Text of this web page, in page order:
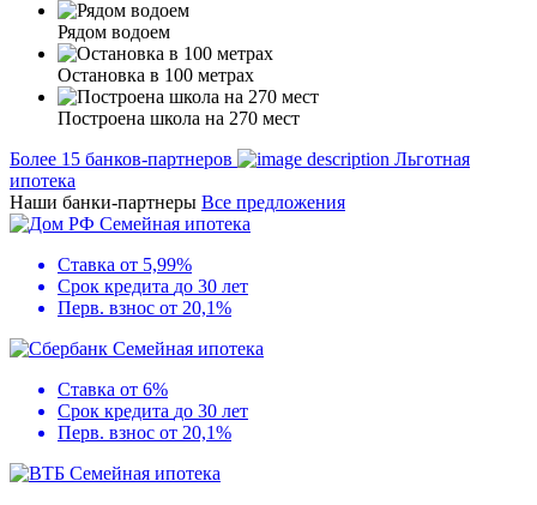
Рядом водоем
Остановка в 100 метрах
Построена школа на 270 мест
Более 15 банков-партнеров
Льготная
ипотека
Наши банки-партнеры Все предложения
Семейная ипотека
Ставка от 5,99%
Срок кредита до 30 лет
Перв. взнос от 20,1%
Семейная ипотека
Ставка от 6%
Срок кредита до 30 лет
Перв. взнос от 20,1%
Семейная ипотека